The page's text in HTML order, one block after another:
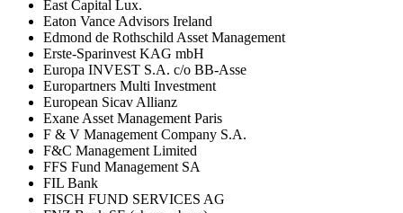
East Capital Lux.
Eaton Vance Advisors Ireland
Edmond de Rothschild Asset Management
Erste-Sparinvest KAG mbH
Europa INVEST S.A. c/o BB-Asse
Europartners Multi Investment
European Sicav Allianz
Exane Asset Management Paris
F & V Management Company S.A.
F&C Management Limited
FFS Fund Management SA
FIL Bank
FISCH FUND SERVICES AG